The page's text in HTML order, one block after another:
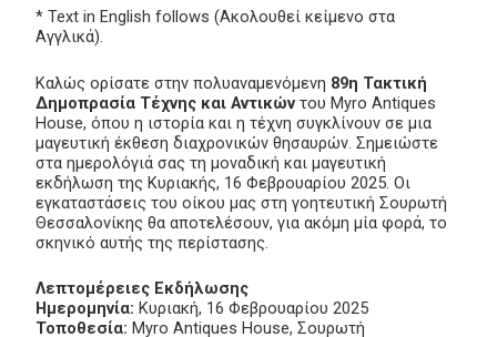
* Text in English follows (Ακολουθεί κείμενο στα
Αγγλικά).
Καλώς ορίσατε στην πολυαναμενόμενη 89η Τακτική
Δημοπρασία Τέχνης και Αντικών του Myro Antiques
House, όπου η ιστορία και η τέχνη συγκλίνουν σε μια
μαγευτική έκθεση διαχρονικών θησαυρών. Σημειώστε
στα ημερολόγιά σας τη μοναδική και μαγευτική
εκδήλωση της Κυριακής, 16 Φεβρουαρίου 2025. Οι
εγκαταστάσεις του οίκου μας στη γοητευτική Σουρωτή
Θεσσαλονίκης θα αποτελέσουν, για ακόμη μία φορά, το
σκηνικό αυτής της περίστασης.
Λεπτομέρειες Εκδήλωσης
Ημερομηνία: Κυριακή, 16 Φεβρουαρίου 2025
Τοποθεσία: Myro Antiques House, Σουρωτή